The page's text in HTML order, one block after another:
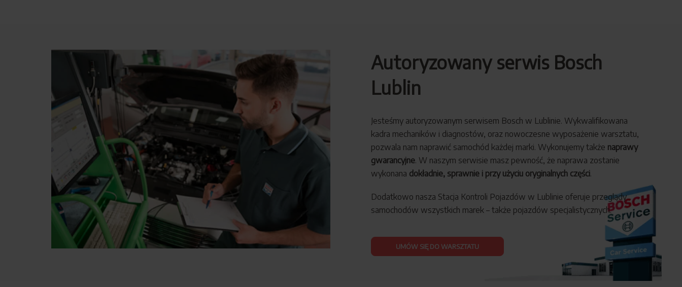
Autoryzowany serwis Bosch
Lublin
Jesteśmy autoryzowanym serwisem Bosch w Lublinie. Wykwalifikowana
kadra mechaników i diagnostów, oraz nowoczesne wyposażenie warsztatu,
pozwala nam naprawić samochód każdej marki. Wykonujemy także naprawy
gwarancyjne. W naszym serwisie masz pewność, że naprawa zostanie
wykonana dokładnie, sprawnie i przy użyciu oryginalnych części.
Dodatkowo nasza Stacja Kontroli Pojazdów w Lublinie oferuje przeglądy
samochodów wszystkich marek – także pojazdów specjalistycznych.
UMÓW SIĘ DO WARSZTATU